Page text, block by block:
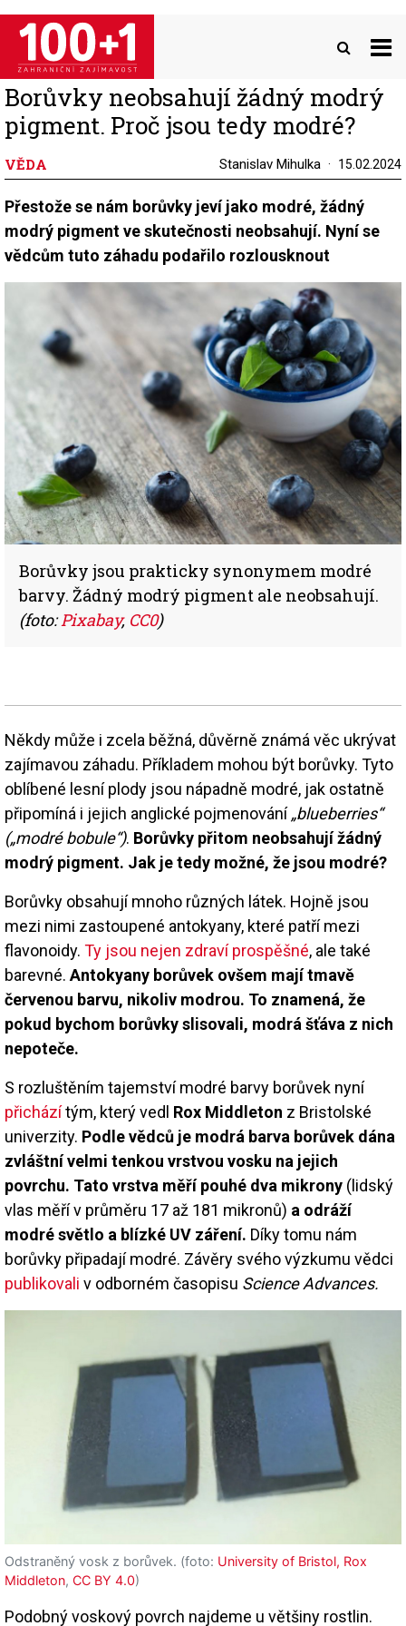
Přejít
hlavnímu
obsahu
Borůvky neobsahují žádný modrý
pigment. Proč jsou tedy modré?
VĚDA Stanislav Mihulka 15.02.2024
Přestože se nám borůvky jeví jako modré, žádný
modrý pigment ve skutečnosti neobsahují. Nyní se
vědcům tuto záhadu podařilo rozlousknout
Borůvky jsou prakticky synonymem modré
barvy. Žádný modrý pigment ale neobsahují.
(foto:Pixabay, CC0)
Někdy může i zcela běžná, důvěrně známá věc ukrývat
zajímavou záhadu. Příkladem mohou být borůvky. Tyto
oblíbené lesní plody jsou nápadně modré, jak ostatně
připomíná i jejich anglické pojmenování„blueberries“
(„modré bobule“). Borůvky přitom neobsahují žádný
modrý pigment. Jak je tedy možné, že jsou modré?
Borůvky obsahují mnoho různých látek. Hojně jsou
mezi nimi zastoupené antokyany, které patří mezi
flavonoidy. Ty jsou nejen zdraví prospěšné, ale také
barevné. Antokyany borůvek ovšem mají tmavě
červenou barvu, nikoliv modrou. To znamená, že
pokud bychom borůvky slisovali, modrá šťáva z nich
nepoteče.
S rozluštěním tajemství modré barvy borůvek nyní
přicházítým, který vedl Rox Middleton z Bristolské
univerzity. Podle vědců je modrá barva borůvek dána
zvláštní velmi tenkou vrstvou vosku na jejich
povrchu. Tato vrstva měří pouhé dva mikrony (lidský
vlas měří v průměru 17 až 181 mikronů) a odráží
modré světlo a blízké UV záření. Díky tomu nám
borůvky připadají modré. Závěry svého výzkumu vědci
publikovali v odborném časopisu Science Advances.
Odstraněný vosk z borůvek. (foto: University of Bristol, Rox
Middleton, CC BY 4.0)
Podobný voskový povrch najdeme u většiny rostlin.